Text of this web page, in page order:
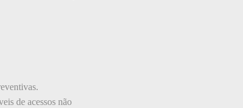
de acessos não